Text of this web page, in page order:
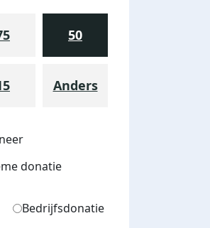
50
Anders
donatie
Bedrijfsdonatie